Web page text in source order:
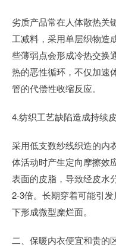
劣质产品常在人体散热关
工减料，采用单层织物造
些薄弱点会形成冷热交换
热的恶性循环，不仅加速
管的代偿性收缩反应。
4.纺织工艺缺陷造成持续
采用低支数纱线织造的内
体活动时产生定向摩擦效
表面的皮脂，导致经皮水
2-3倍。长期穿着可能引
下形成微型糜烂面。
二、保暖内衣便宜和贵的